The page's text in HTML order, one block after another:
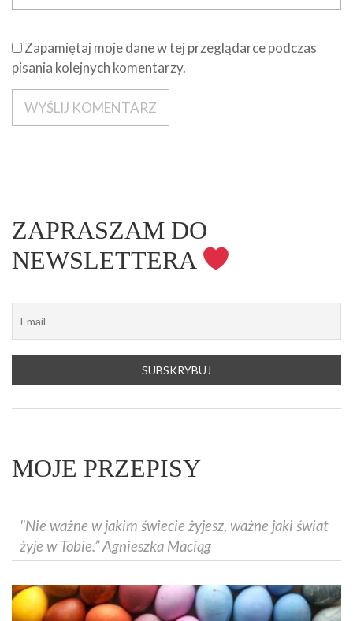
Zapamiętaj moje dane w tej przeglądarce podczas
pisania kolejnych komentarzy.
ZAPRASZAM DO
NEWSLETTERA
MOJE PRZEPISY
"Nie ważne w jakim świecie żyjesz, ważne jaki świat
żyje w Tobie.” Agnieszka Maciąg